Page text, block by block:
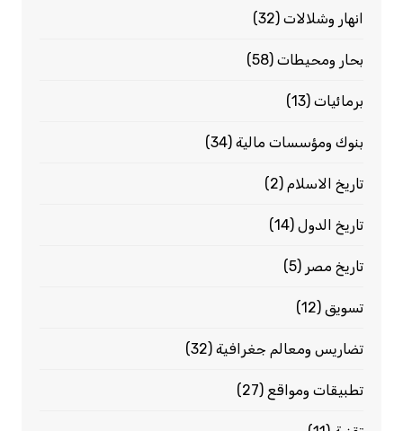
انهار وشلالات(32)
بحار ومحيطات(58)
برمائيات(13)
بنوك ومؤسسات مالية(34)
تاريخ الاسلام(2)
تاريخ الدول(14)
تاريخ مصر (5)
تسويق(12)
تضاريس ومعالم جغرافية(32)
تطبيقات ومواقع (27)